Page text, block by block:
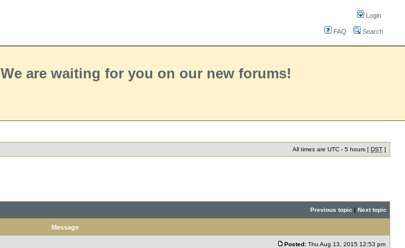
Login
FAQ Search
We are waiting for you on our new forums!
All times are UTC - 5 hours [ DST ]
Previous topic | Next topic
Message
Posted: Thu Aug 13, 2015 12:53 pm